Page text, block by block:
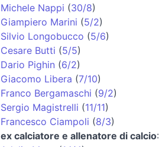
Michele Nappi (30/8)
Giampiero Marini (5/2)
Silvio Longobucco (5/6)
Cesare Butti (5/5)
Dario Pighin (6/2)
Giacomo Libera (7/10)
Franco Bergamaschi (9/2)
Sergio Magistrelli (11/11)
Francesco Ciampoli (8/3)
ex calciatore e allenatore di calcio: